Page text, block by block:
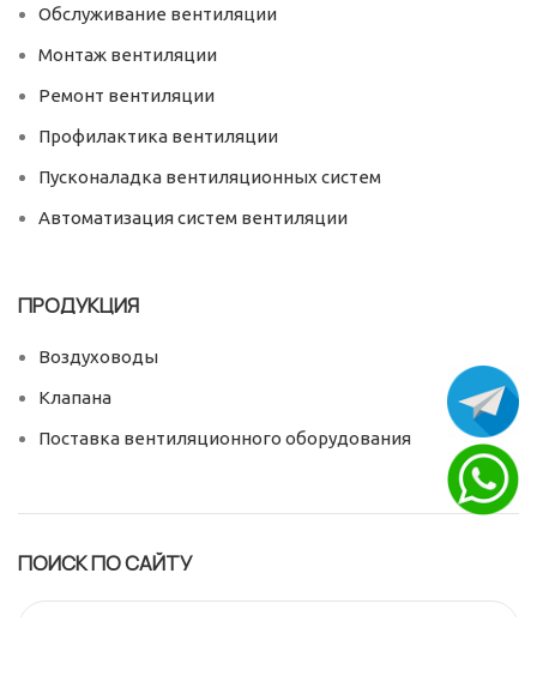
Обслуживание вентиляции
Монтаж вентиляции
Ремонт вентиляции
Профилактика вентиляции
Пусконаладка вентиляционных систем
Автоматизация систем вентиляции
ПРОДУКЦИЯ
Воздуховоды
Клапана
Поставка вентиляционного оборудования
ПОИСК ПО САЙТУ